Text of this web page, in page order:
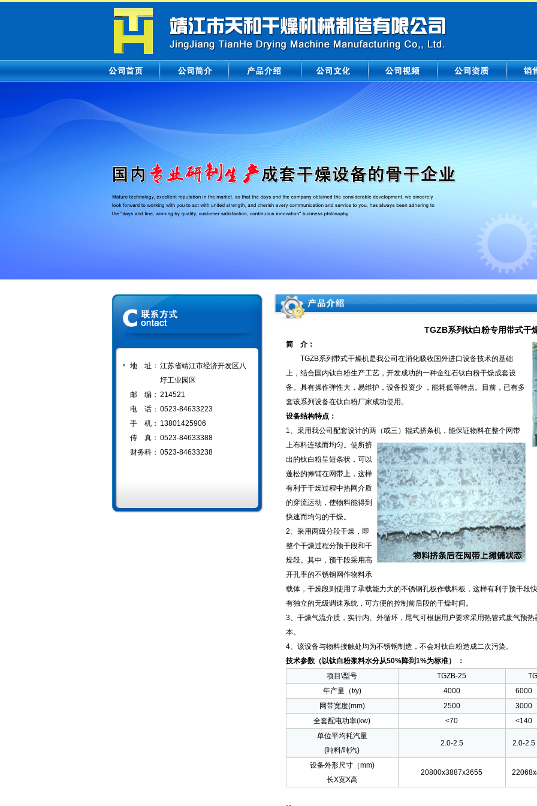
地 址： 江苏省靖江市经济开发区八
圩工业园区
邮 编： 214521
电 话： 0523-84633223
手 机： 13801425906
传 真： 0523-84633388
财务科： 0523-84633238
TGZB系列钛白粉专用带式干
简 介：
TGZB系列带式干燥机是我公司在消化吸收国外进口设备技术的基础
上，结合国内钛白粉生产工艺，开发成功的一种金红石钛白粉干燥成套设
备。具有操作弹性大，易维护，设备投资少 ，能耗低等特点。目前，已有多
套该系列设备在钛白粉厂家成功使用。
设备结构特点：
1、采用我公司配套设计的两（或三）辊式挤条机，能保证物料在整个网带
上布料连续而均匀。使所挤
出的钛白粉呈短条状，可以
蓬松的摊铺在网带上，这样
有利于干燥过程中热网介质
的穿流运动，使物料能得到
快速而均匀的干燥。
2、采用两级分段干燥，即
整个干燥过程分预干段和干
燥段。其中，预干段采用高
开孔率的不锈钢网作物料承
载体，干燥段则使用了承载能力大的不锈钢孔板作载料板，这样有利于预干段
有独立的无级调速系统，可方便的控制前后段的干燥时间。
3、干燥气流介质，实行内、外循环，尾气可根据用户要求采用热管式废气预
本。
4、该设备与物料接触处均为不锈钢制造，不会对钛白粉造成二次污染。
技术参数（以钛白粉浆料水分从50%降到1%为标准） ：
项目\型号
TGZB-25
年产量（t/y)
4000
6000
网带宽度(mm)
2500
3000
全套配电功率(kw)
<70
<140
单位平均耗汽量
(吨料/吨汽)
2.0-2.5 2.0-2.5
设备外形尺寸（mm)
长X宽X高
20800x3887x3655